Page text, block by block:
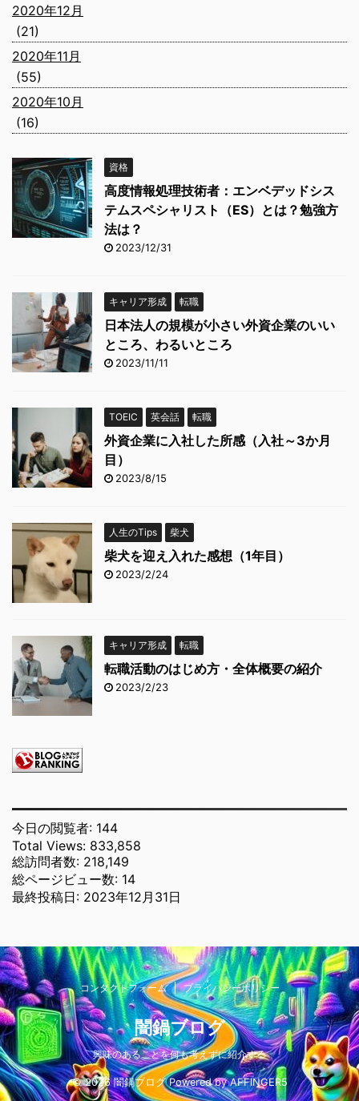
2020年12月
(21)
2020年11月
(55)
2020年10月
(16)
資格
高度情報処理技術者：エンベデッドシス
テムスペシャリスト（ES）とは？勉強方
法は？
2023/12/31
キャリア形成 転職
日本法人の規模が小さい外資企業のいい
ところ、わるいところ
2023/11/11
TOEIC 英会話 転職
外資企業に入社した所感（入社～3か月
目）
2023/8/15
人生のTips 柴犬
柴犬を迎え入れた感想（1年目）
2023/2/24
キャリア形成 転職
転職活動のはじめ方・全体概要の紹介
2023/2/23
今日の閲覧者: 144
Total Views: 833,858
総訪問者数: 218,149
総ページビュー数: 14
最終投稿日: 2023年12月31日
コンタクトフォーム プライバシーポリシー
闇鍋ブログ
興味のあることを何も考えずに紹介する
© 2026 闇鍋ブログ Powered byAFFINGER5